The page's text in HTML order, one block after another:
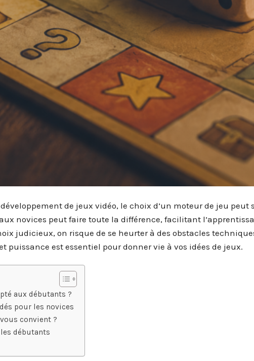
de jeux vidéo, le choix d’un moteur de jeu peut
novices peut faire toute la différence, facilitant
judicieux, on risque de se heurter à des obstacles
est essentiel pour donner vie à vos idées de jeux.
aux débutants ?
pour les novices
convient ?
débutants